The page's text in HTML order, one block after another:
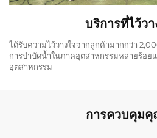
บริการที่ไว้วา
ได้รับความไว้วางใจจากลูกค้ามากกว่า
การบำบัดน้ำในภาคอุตสาหกรรมหลายร้อย
อุตสาหกรรม
การควบคุม